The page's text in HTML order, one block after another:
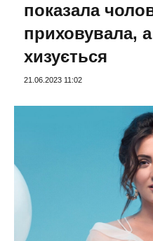
показала
приховувала,
хизується
21.06.2023 11:02